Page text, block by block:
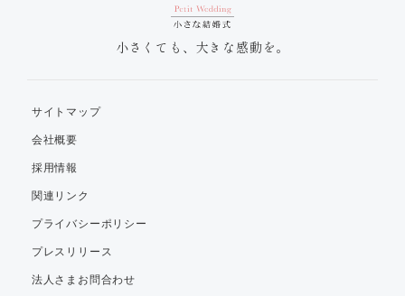
小さくても、大きな感動を。
サイトマップ
会社概要
採用情報
関連リンク
プライバシーポリシー
プレスリリース
法人さまお問合わせ